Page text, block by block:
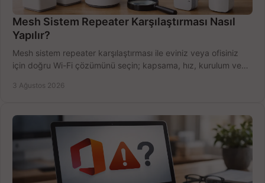
Mesh Sistem Repeater Karşılaştırması Nasıl
Yapılır?
Mesh sistem repeater karşılaştırması ile eviniz veya ofisiniz
için doğru Wi-Fi çözümünü seçin; kapsama, hız, kurulum ve
3 Ağustos 2026